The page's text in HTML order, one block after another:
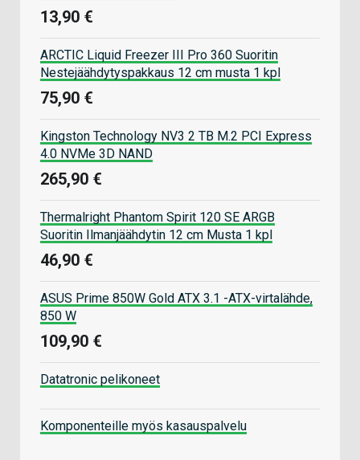
13,90 €
ARCTIC Liquid Freezer III Pro 360 Suoritin
Nestejäähdytyspakkaus 12 cm musta 1 kpl
75,90 €
Kingston Technology NV3 2 TB M.2 PCI Express
4.0 NVMe 3D NAND
265,90 €
Thermalright Phantom Spirit 120 SE ARGB
Suoritin Ilmanjäähdytin 12 cm Musta 1 kpl
46,90 €
ASUS Prime 850W Gold ATX 3.1 -ATX-virtalähde,
850 W
109,90 €
Datatronic pelikoneet
Komponenteille myös kasauspalvelu